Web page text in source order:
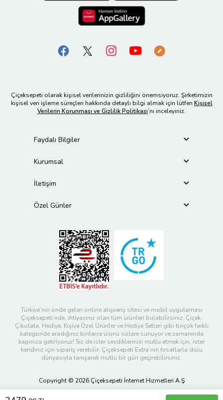
Çiçeksepeti olarak kişisel verilerinizin gizliliğini önemsiyoruz. Şirketimizin
kişisel veri işleme süreçleri hakkında detaylı bilgi almak için lütfen Kişisel
Verilerin Korunması ve Gizlilik Politikası’nı inceleyiniz.
Faydalı Bilgiler
Kurumsal
İletişim
Özel Günler
Türkiye’nin önde gelen online alışveriş sitesi ve mobil uygulaması
Çiçeksepeti’nde, ihtiyacınız olan tüm ürünleri bulabilirsiniz. Çiçek,
Çikolata, Hediye, Kişiye Özel Ürünler ve Hediye Setleri gibi birçok farklı
kategoride aradığınız binlerce ürünü sizlere sunuyor ve zamanında
kapınıza getiriyoruz! Siz de ister sevdiklerinizi mutlu etmek için, ister
kendiniz için sipariş verebilir; Çiçeksepeti Extra’nın fırsatlarla dolu
dünyasıyla tanışarak mutlu bir gün geçirebilirsiniz.
Copyright © 2026 Çiçeksepeti İnternet Hizmetleri A.Ş